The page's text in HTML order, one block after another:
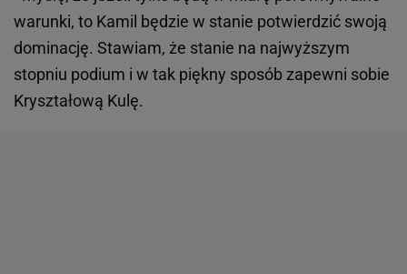
warunki, to Kamil będzie w stanie potwierdzić swoją
dominację. Stawiam, że stanie na najwyższym
stopniu podium i w tak piękny sposób zapewni sobie
Kryształową Kulę.